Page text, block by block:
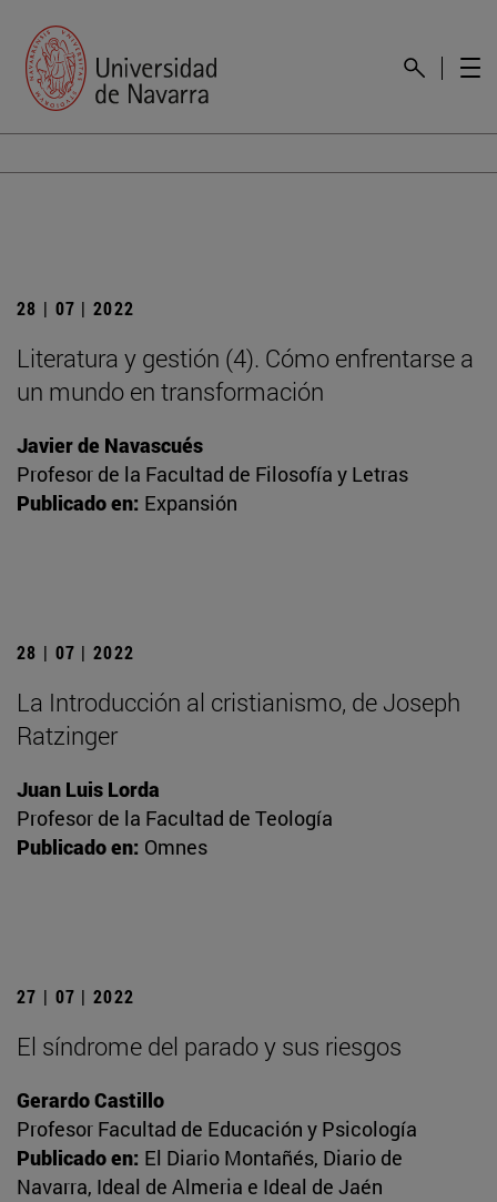
28 | 07 | 2022
Literatura y gestión (4). Cómo enfrentarse a
un mundo en transformación
Javier de Navascués
Profesor de la Facultad de Filosofía y Letras
Publicado en: Expansión
28 | 07 | 2022
La Introducción al cristianismo, de Joseph
Ratzinger
Juan Luis Lorda
Profesor de la Facultad de Teología
Publicado en: Omnes
27 | 07 | 2022
El síndrome del parado y sus riesgos
Gerardo Castillo
Profesor Facultad de Educación y Psicología
Publicado en: El Diario Montañés, Diario de
Navarra, Ideal de Almeria e Ideal de Jaén